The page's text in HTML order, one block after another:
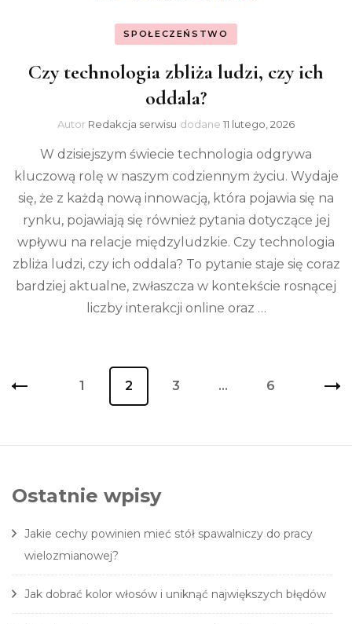
SPOŁECZEŃSTWO
Czy technologia zbliża ludzi, czy ich
oddala?
Autor Redakcja serwisu dodane 11 lutego, 2026
W dzisiejszym świecie technologia odgrywa
kluczową rolę w naszym codziennym życiu. Wydaje
się, że z każdą nową innowacją, która pojawia się na
rynku, pojawiają się również pytania dotyczące jej
wpływu na relacje międzyludzkie. Czy technologia
zbliża ludzi, czy ich oddala? To pytanie staje się coraz
bardziej aktualne, zwłaszcza w kontekście rosnącej
liczby interakcji online oraz …
Page
1 Page
2 Page
3 … Page
6
Ostatnie wpisy
Jakie cechy powinien mieć stół spawalniczy do pracy
wielozmianowej?
Jak dobrać kolor włosów i uniknąć największych błędów